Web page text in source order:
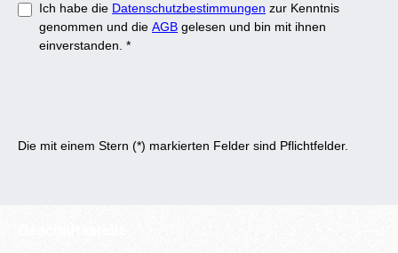
Ich habe die Datenschutzbestimmungen zur Kenntnis
genommen und die AGB gelesen und bin mit ihnen
einverstanden. *
Die mit einem Stern (*) markierten Felder sind Pflichtfelder.